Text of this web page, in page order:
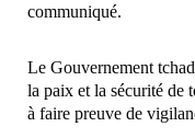
communiqué.
Le Gouvernement
la paix et la sécurité de
à faire preuve de